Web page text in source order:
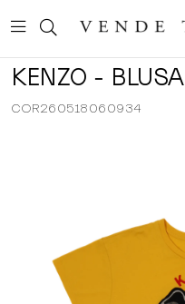
KENZO - BLUSA
COR260518060934